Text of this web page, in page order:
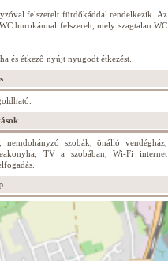
felszerelt fürdőkáddal rendelkezik. Az
hurokánnal felszerelt, mely szagtalan WC
és étkező nyújt nyugodt étkezést.
szobák, önálló vendégház,
TV a szobában, Wi-Fi internet